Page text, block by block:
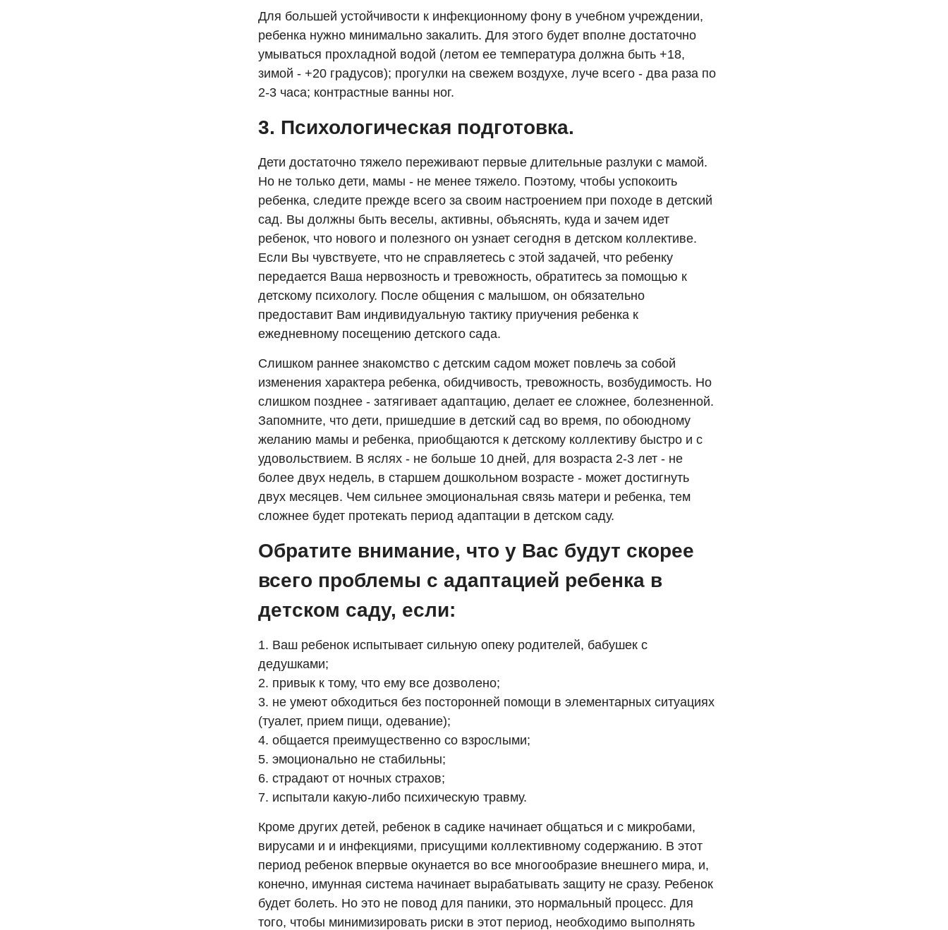
Для большей устойчивости к инфекционному фону в учебном учреждении,
ребенка нужно минимально закалить. Для этого будет вполне достаточно
умываться прохладной водой (летом ее температура должна быть +18,
зимой - +20 градусов); прогулки на свежем воздухе, луче всего - два раза по
2-3 часа; контрастные ванны ног.
3. Психологическая подготовка.
Дети достаточно тяжело переживают первые длительные разлуки с мамой.
Но не только дети, мамы - не менее тяжело. Поэтому, чтобы успокоить
ребенка, следите прежде всего за своим настроением при походе в детский
сад. Вы должны быть веселы, активны, объяснять, куда и зачем идет
ребенок, что нового и полезного он узнает сегодня в детском коллективе.
Если Вы чувствуете, что не справляетесь с этой задачей, что ребенку
передается Ваша нервозность и тревожность, обратитесь за помощью к
детскому психологу. После общения с малышом, он обязательно
предоставит Вам индивидуальную тактику приучения ребенка к
ежедневному посещению детского сада.
Слишком раннее знакомство с детским садом может повлечь за собой
изменения характера ребенка, обидчивость, тревожность, возбудимость. Но
слишком позднее - затягивает адаптацию, делает ее сложнее, болезненной.
Запомните, что дети, пришедшие в детский сад во время, по обоюдному
желанию мамы и ребенка, приобщаются к детскому коллективу быстро и с
удовольствием. В яслях - не больше 10 дней, для возраста 2-3 лет - не
более двух недель, в старшем дошкольном возрасте - может достигнуть
двух месяцев. Чем сильнее эмоциональная связь матери и ребенка, тем
сложнее будет протекать период адаптации в детском саду.
Обратите внимание, что у Вас будут скорее
всего проблемы с адаптацией ребенка в
детском саду, если:
1. Ваш ребенок испытывает сильную опеку родителей, бабушек с
дедушками;
2. привык к тому, что ему все дозволено;
3. не умеют обходиться без посторонней помощи в элементарных ситуациях
(туалет, прием пищи, одевание);
4. общается преимущественно со взрослыми;
5. эмоционально не стабильны;
6. страдают от ночных страхов;
7. испытали какую-либо психическую травму.
Кроме других детей, ребенок в садике начинает общаться и с микробами,
вирусами и и инфекциями, присущими коллективному содержанию. В этот
период ребенок впервые окунается во все многообразие внешнего мира, и,
конечно, имунная система начинает вырабатывать защиту не сразу. Ребенок
будет болеть. Но это не повод для паники, это нормальный процесс. Для
того, чтобы минимизировать риски в этот период, необходимо выполнять